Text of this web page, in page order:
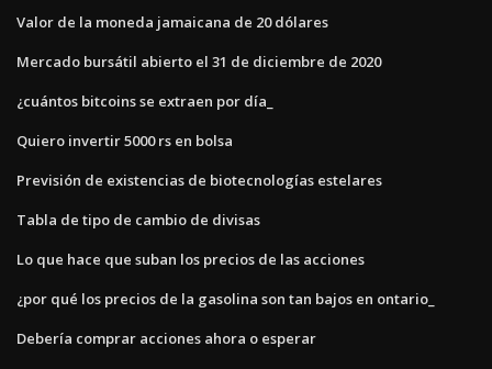
Valor de la moneda jamaicana de 20 dólares
Mercado bursátil abierto el 31 de diciembre de 2020
¿cuántos bitcoins se extraen por día_
Quiero invertir 5000 rs en bolsa
Previsión de existencias de biotecnologías estelares
Tabla de tipo de cambio de divisas
Lo que hace que suban los precios de las acciones
¿por qué los precios de la gasolina son tan bajos en ontario_
Debería comprar acciones ahora o esperar